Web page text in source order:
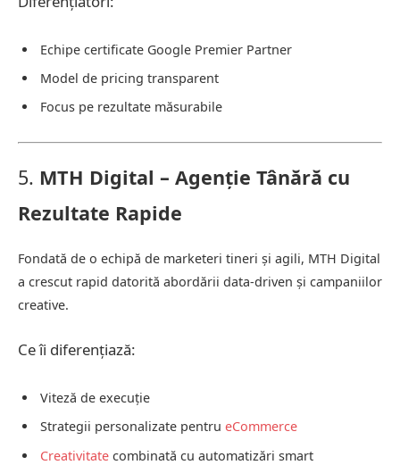
Echipe certificate Google Premier Partner
Model de pricing transparent
Focus pe rezultate măsurabile
5. MTH Digital – Agenție Tânără cu
Rezultate Rapide
Fondată de o echipă de marketeri tineri și agili, MTH Digital
a crescut rapid datorită abordării data-driven și campaniilor
creative.
Ce îi diferențiază:
Viteză de execuție
Strategii personalizate pentru eCommerce
Creativitate combinată cu automatizări smart